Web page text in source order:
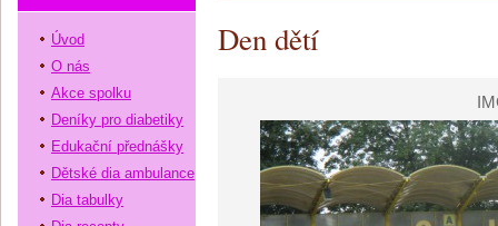
Den dětí
Úvod
O nás
Akce spolku
Deníky pro diabetiky
Edukační přednášky
Dětské dia ambulance
Dia tabulky